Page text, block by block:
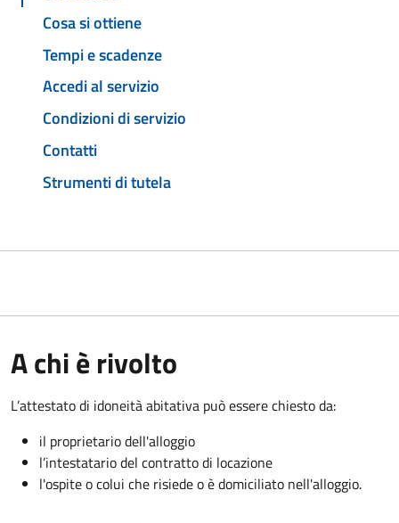
Cosa si ottiene
Tempi e scadenze
Accedi al servizio
Condizioni di servizio
Contatti
Strumenti di tutela
A chi è rivolto
L’attestato di idoneità abitativa può essere chiesto da:
il proprietario dell'alloggio
l’intestatario del contratto di locazione
l'ospite o colui che risiede o è domiciliato nell'alloggio.